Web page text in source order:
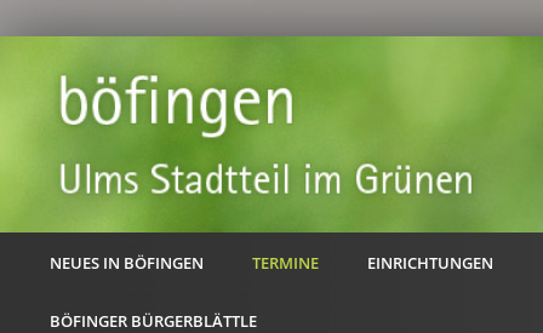
NEUES IN BÖFINGEN TERMINE EINRICHTUNGEN
BÖFINGER BÜRGERBLÄTTLE